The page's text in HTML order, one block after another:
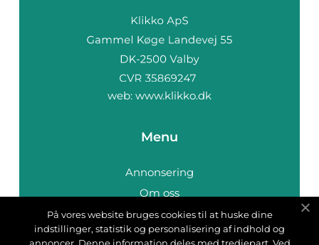
web: www.klikko.dk
Menu
Annonsering
Om oss
Cookies
Kontakta oss
På vores website bruges cookies til at huske dine
indstillinger, statistik og personalisering af indhold og